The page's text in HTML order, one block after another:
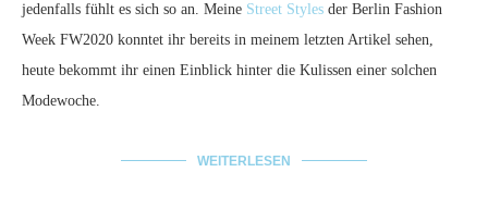
jedenfalls fühlt es sich so an. Meine Street Styles der Berlin Fashion
Week FW2020 konntet ihr bereits in meinem letzten Artikel sehen,
heute bekommt ihr einen Einblick hinter die Kulissen einer solchen
Modewoche.
WEITERLESEN